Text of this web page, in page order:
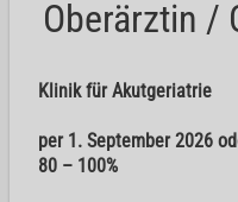
Oberärztin /
Klinik für Akutgeriatrie
per 1. September 2026
80 – 100%